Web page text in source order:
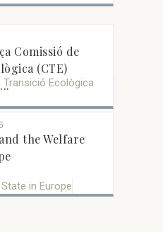
Comissió de
(CTE)
the Welfare